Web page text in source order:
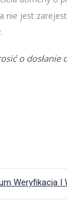
nie jest
o
Weryfikacja I